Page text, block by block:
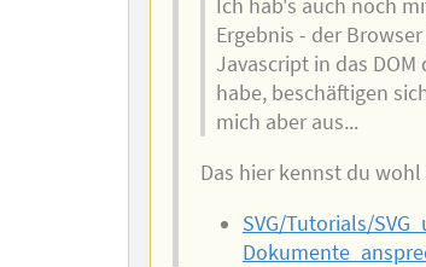
Ich hab's auch noch
Ergebnis - der
Javascript in das
habe, beschäftigen
mich aber aus...
Das hier kennst du wohl
SVG/Tutorials/